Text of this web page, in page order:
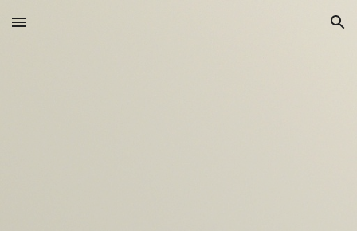
Skip to main content Skip to navigation